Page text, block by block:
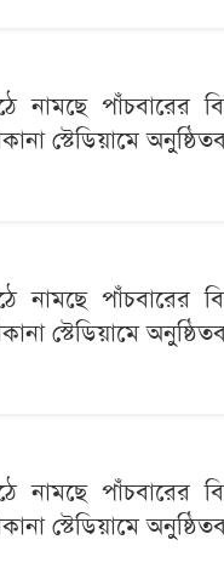
পাঁচবারের
স্টেডিয়ামে
পাঁচবারের
স্টেডিয়ামে
পাঁচবারের
স্টেডিয়ামে